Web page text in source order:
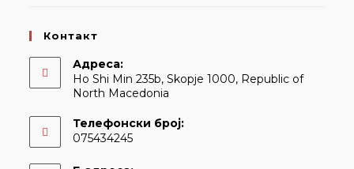
Контакт
Адреса:
Ho Shi Min 235b, Skopje 1000, Republic of
North Macedonia
Телефонски број:
075434245